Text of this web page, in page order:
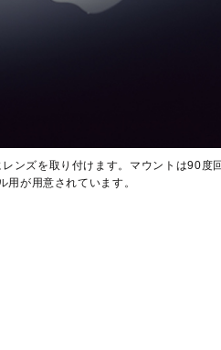
ンズを取り付けます。マウントは90度
が用意されています。